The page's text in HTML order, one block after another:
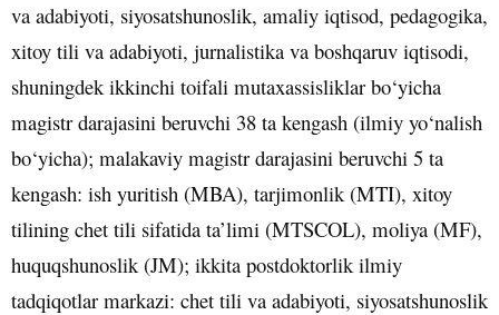
va adabiyoti, siyosatshunoslik, amaliy iqtisod, pedagogika,
xitoy tili va adabiyoti, jurnalistika va boshqaruv iqtisodi,
shuningdek ikkinchi toifali mutaxassisliklar bo‘yicha
magistr darajasini beruvchi 38 ta kengash (ilmiy yo‘nalish
bo‘yicha); malakaviy magistr darajasini beruvchi 5 ta
kengash: ish yuritish (MBA), tarjimonlik (MTI), xitoy
tilining chet tili sifatida ta’limi (MTSCOL), moliya (MF),
huquqshunoslik (JM); ikkita postdoktorlik ilmiy
tadqiqotlar markazi: chet tili va adabiyoti, siyosatshunoslik